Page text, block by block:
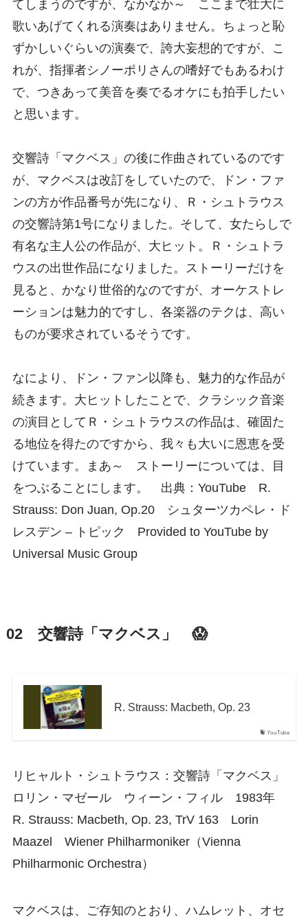
てしまうのですが、なかなか～ ここまで壮大に
歌いあげてくれる演奏はありません。ちょっと恥
ずかしいぐらいの演奏で、誇大妄想的ですが、こ
れが、指揮者シノーポリさんの嗜好でもあるわけ
で、つきあって美音を奏でるオケにも拍手したい
と思います。
交響詩「マクベス」の後に作曲されているのです
が、マクベスは改訂をしていたので、ドン・ファ
ンの方が作品番号が先になり、Ｒ・シュトラウス
の交響詩第1号になりました。そして、女たらしで
有名な主人公の作品が、大ヒット。Ｒ・シュトラ
ウスの出世作品になりました。ストーリーだけを
見ると、かなり世俗的なのですが、オーケストレ
ーションは魅力的ですし、各楽器のテクは、高い
ものが要求されているそうです。
なにより、ドン・ファン以降も、魅力的な作品が
続きます。大ヒットしたことで、クラシック音楽
の演目としてＲ・シュトラウスの作品は、確固た
る地位を得たのですから、我々も大いに恩恵を受
けています。まあ～ ストーリーについては、目
をつぶることにします。 出典：YouTube R.
Strauss: Don Juan, Op.20 シュターツカペレ・ド
レスデン – トピック Provided to YouTube by
Universal Music Group
02 交響詩「マクベス」 😱
YouTube
R. Strauss: Macbeth, Op. 23
リヒャルト・シュトラウス：交響詩「マクベス」
ロリン・マゼール ウィーン・フィル 1983年
R. Strauss: Macbeth, Op. 23, TrV 163 Lorin
Maazel Wiener Philharmoniker（Vienna
Philharmonic Orchestra）
マクベスは、ご存知のとおり、ハムレット、オセ